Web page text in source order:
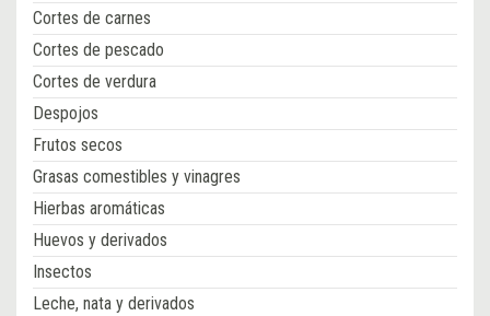
Cortes de carnes
Cortes de pescado
Cortes de verdura
Despojos
Frutos secos
Grasas comestibles y vinagres
Hierbas aromáticas
Huevos y derivados
Insectos
Leche, nata y derivados